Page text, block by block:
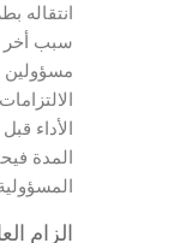
انتقاله
سبب أخر
مسؤولين
الأداء
المدة
الزام